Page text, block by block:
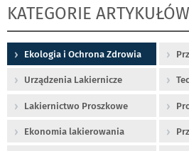
KATEGORIE ARTYKUŁÓW
Ekologia i Ochrona Zdrowia
Urządzenia Lakiernicze
Lakiernictwo Proszkowe
Ekonomia lakierowania